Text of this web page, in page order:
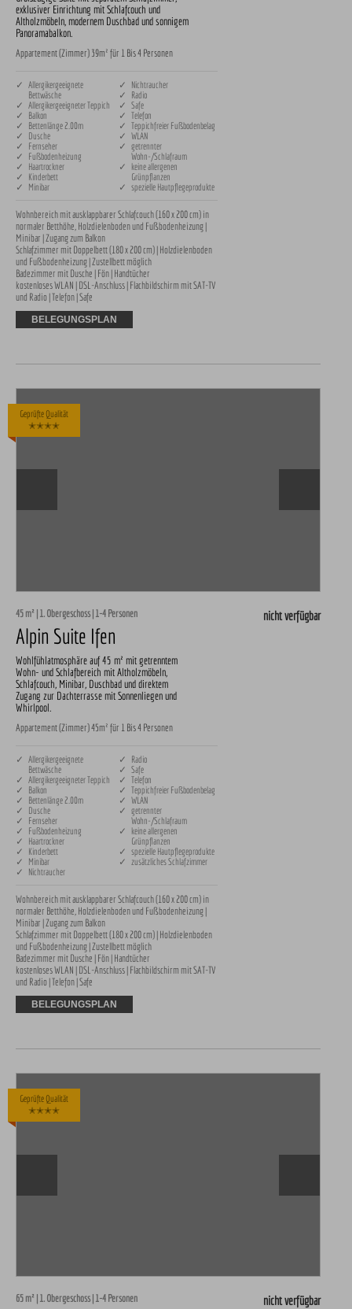
exklusiver Einrichtung mit Schlafcouch und
Altholzmöbeln, modernem Duschbad und sonnigem
Panoramabalkon.
Appartement (Zimmer) 39m² für 1 Bis 4 Personen
✓ Allergikergeeignete
Bettwäsche
✓ Allergikergeeigneter Teppich
✓ Balkon
✓ Bettenlänge 2.00m
✓ Dusche
✓ Fernseher
✓ Fußbodenheizung
✓ Haartrockner
✓ Kinderbett
✓ Minibar
✓ Nichtraucher
✓ Radio
✓ Safe
✓ Telefon
✓ Teppichfreier Fußbodenbelag
✓ WLAN
✓ getrennter
Wohn-/Schlafraum
✓ keine allergenen
Grünpflanzen
✓ spezielle Hautpflegeprodukte
Wohnbereich mit ausklappbarer Schlafcouch (160 x 200 cm) in
normaler Betthöhe, Holzdielenboden und Fußbodenheizung |
Minibar | Zugang zum Balkon
Schlafzimmer mit Doppelbett (180 x 200 cm) | Holzdielenboden
und Fußbodenheizung | Zustellbett möglich
Badezimmer mit Dusche | Fön | Handtücher
kostenloses WLAN | DSL-Anschluss | Flachbildschirm mit SAT-TV
und Radio | Telefon | Safe
BELEGUNGSPLAN
Geprüfte Qualität
✭✭✭✭
45 m² | 1. Obergeschoss | 1-4 Personen
Alpin Suite Ifen
Wohlfühlatmosphäre auf 45 m² mit getrenntem
Wohn- und Schlafbereich mit Altholzmöbeln,
Schlafcouch, Minibar, Duschbad und direktem
Zugang zur Dachterrasse mit Sonnenliegen und
Whirlpool.
Appartement (Zimmer) 45m² für 1 Bis 4 Personen
✓ Allergikergeeignete
Bettwäsche
✓ Allergikergeeigneter Teppich
✓ Balkon
✓ Bettenlänge 2.00m
✓ Dusche
✓ Fernseher
✓ Fußbodenheizung
✓ Haartrockner
✓ Kinderbett
✓ Minibar
✓ Nichtraucher
✓ Radio
✓ Safe
✓ Telefon
✓ Teppichfreier Fußbodenbelag
✓ WLAN
✓ getrennter
Wohn-/Schlafraum
✓ keine allergenen
Grünpflanzen
✓ spezielle Hautpflegeprodukte
✓ zusätzliches Schlafzimmer
Wohnbereich mit ausklappbarer Schlafcouch (160 x 200 cm) in
normaler Betthöhe, Holzdielenboden und Fußbodenheizung |
Minibar | Zugang zum Balkon
Schlafzimmer mit Doppelbett (180 x 200 cm) | Holzdielenboden
und Fußbodenheizung | Zustellbett möglich
Badezimmer mit Dusche | Fön | Handtücher
kostenloses WLAN | DSL-Anschluss | Flachbildschirm mit SAT-TV
und Radio | Telefon | Safe
nicht verfügbar
BELEGUNGSPLAN
Geprüfte Qualität
✭✭✭✭
65 m² | 1. Obergeschoss | 1-4 Personen nicht verfügbar